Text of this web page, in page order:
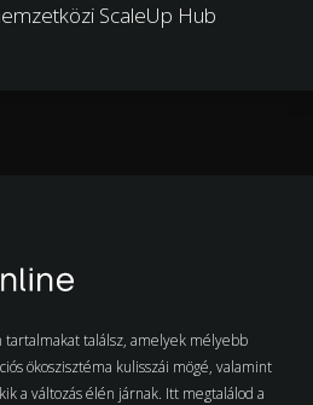
ScaleUp Hub
találsz, amelyek mélyebb
ökoszisztéma kulisszái mögé, valamint
a változás élén járnak. Itt megtalálod a